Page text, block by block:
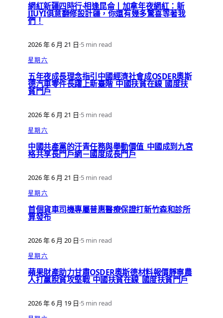
網紅新疆四時行·相逢昆侖丨加拿年夜網紅：新
JIUYI俱意翻修設計疆，你還有幾多驚喜等著我
們！
2026 年 6 月 21 日·5 min read
星期六
五年夜成長理念指引中國經濟社會成OSDER奧斯
德汽車零件長躍上新臺階_中國扶貧在線_國度扶
貧門戶
2026 年 6 月 21 日·5 min read
星期六
中國共產黨的汗青任務與舉動價值_中國成到九宮
格共享長門戶網－國度成長門戶
2026 年 6 月 21 日·5 min read
星期六
首個貨車司機專屬普惠醫療保證打新竹森和診所
算發布
2026 年 6 月 20 日·5 min read
星期六
蘋果財產助力甘肅OSDER奧斯德材料報價靜寧農
人打贏脫貧攻堅戰_中國扶貧在線_國度扶貧門戶
2026 年 6 月 19 日·5 min read